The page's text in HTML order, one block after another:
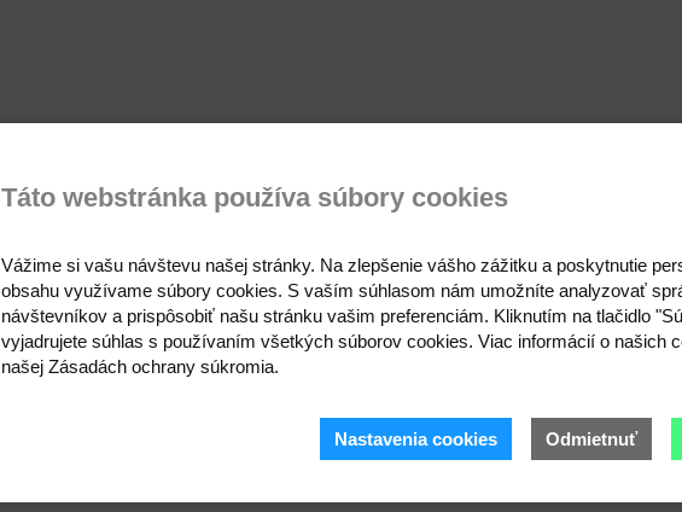
Táto webstránka používa súbory cookies
Vážime si vašu návštevu našej stránky. Na zlepšenie vášho zážitku a poskytnutie
obsahu využívame súbory cookies. S vaším súhlasom nám umožníte analyzovať
návštevníkov a prispôsobiť našu stránku vašim preferenciám. Kliknutím na tlačidlo
vyjadrujete súhlas s používaním všetkých súborov cookies. Viac informácií o našich
našej Zásadách ochrany súkromia.
Nastavenia cookies Odmietnuť